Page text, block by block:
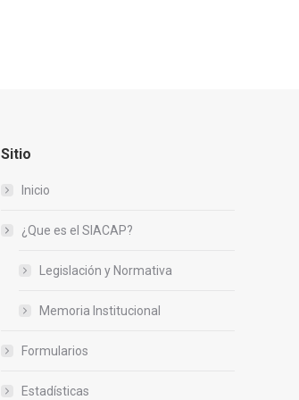
Sitio
Inicio
¿Que es el SIACAP?
Legislación y Normativa
Memoria Institucional
Formularios
Estadísticas